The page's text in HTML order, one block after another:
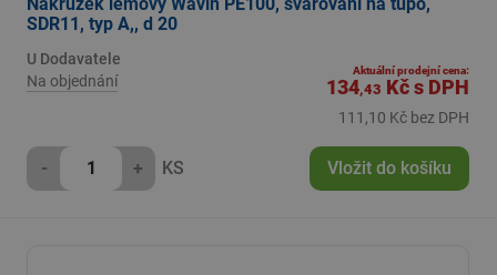
SDR11, typ A,, d 20
U Dodavatele
Na objednání
Aktuální prodejní cena:
134,43 Kčs DPH
111,10 Kč bez DPH
- + KS Vložit do košíku